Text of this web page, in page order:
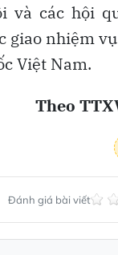
và các hội
giao nhiệm
Việt Nam.
Theo
Đánh giá bài viết